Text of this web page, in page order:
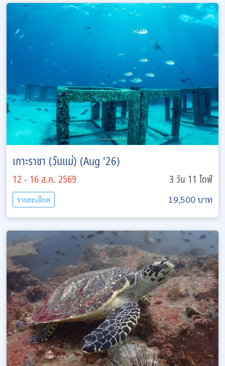
เกาะราชา (วันแม่) (Aug '26)
12 - 16 ส.ค. 2569 3 วัน 11 ไดฟ์
รายละเอียด 19,500 บาท